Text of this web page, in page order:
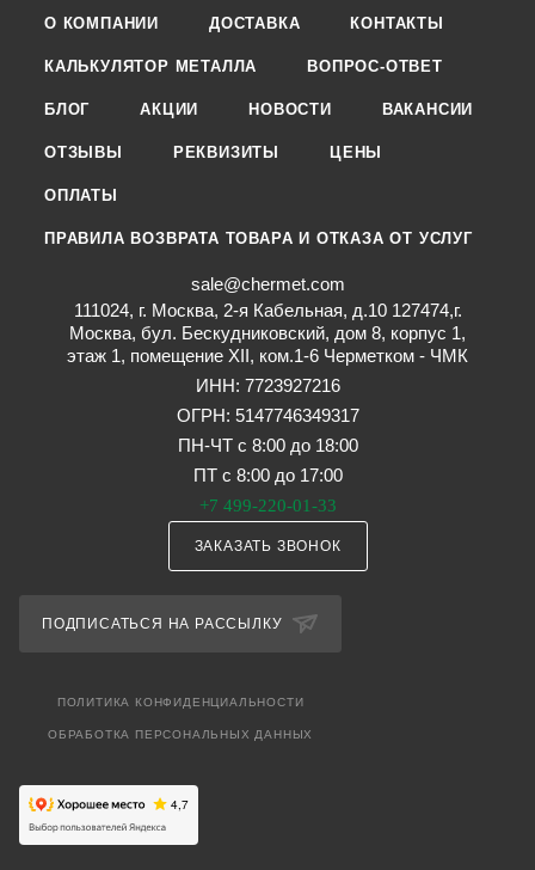
О КОМПАНИИ ДОСТАВКА КОНТАКТЫ
КАЛЬКУЛЯТОР МЕТАЛЛА ВОПРОС-ОТВЕТ
БЛОГ АКЦИИ НОВОСТИ ВАКАНСИИ
ОТЗЫВЫ РЕКВИЗИТЫ ЦЕНЫ
ОПЛАТЫ
ПРАВИЛА ВОЗВРАТА ТОВАРА И ОТКАЗА ОТ УСЛУГ
sale@chermet.com
111024, г. Москва, 2-я Кабельная, д.10 127474,г.
Москва, бул. Бескудниковский, дом 8, корпус 1,
этаж 1, помещение XII, ком.1-6 Черметком - ЧМК
ИНН: 7723927216
ОГРН: 5147746349317
ПН-ЧТ с 8:00 до 18:00
ПТ с 8:00 до 17:00
+7 499-220-01-33
ЗАКАЗАТЬ ЗВОНОК
ПОДПИСАТЬСЯ НА РАССЫЛКУ
ПОЛИТИКА КОНФИДЕНЦИАЛЬНОСТИ
ОБРАБОТКА ПЕРСОНАЛЬНЫХ ДАННЫХ